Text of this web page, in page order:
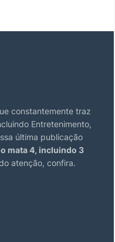
constantemente traz
Entretenimento,
última publicação
mata 4, incluindo 3
atenção, confira.